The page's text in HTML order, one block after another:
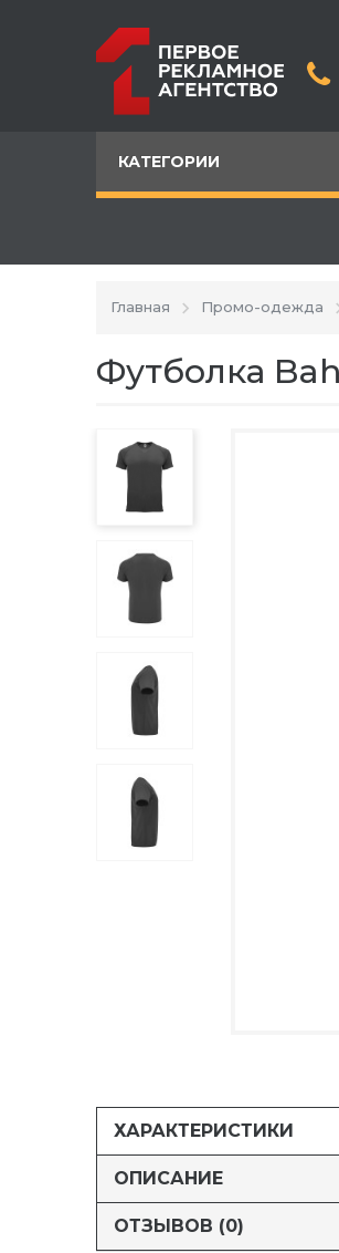
КАТЕГОРИИ
Главная Промо-одежда
Футболка
ХАРАКТЕРИСТИКИ
ОПИСАНИЕ
ОТЗЫВОВ (0)